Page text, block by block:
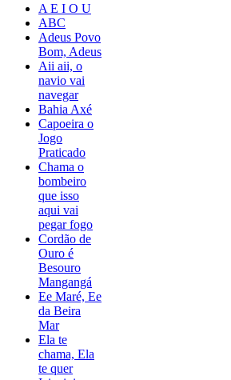
A E I O U
ABC
Adeus Povo
Bom, Adeus
Aii aii, o
navio vai
navegar
Bahia Axé
Capoeira o
Jogo
Praticado
Chama o
bombeiro
que isso
aqui vai
pegar fogo
Cordão de
Ouro é
Besouro
Mangangá
Ee Maré, Ee
da Beira
Mar
Ela te
chama, Ela
te quer